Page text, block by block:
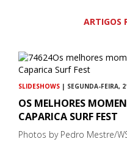
ARTIGOS
SLIDESHOWS | SEGUNDA-FEIRA,
OS MELHORES
CAPARICA SURF FEST
Photos by Pedro Mestre/